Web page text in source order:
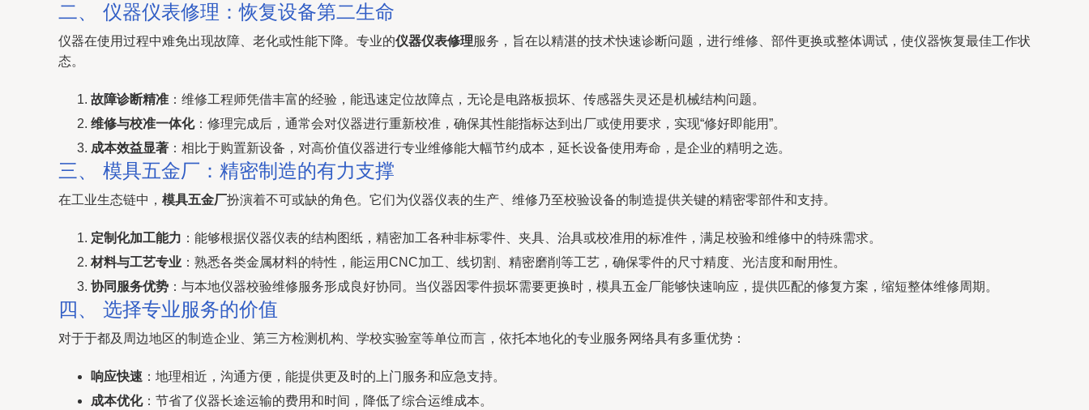
二、 仪器仪表修理：恢复设备第二生命
仪器在使用过程中难免出现故障、老化或性能下降。专业的仪器仪表修理服务，旨在以精湛的技术快速诊断问题，进行维修、部件更换或整体调试，使仪器恢复最佳工作状
态。
故障诊断精准 ：维修工程师凭借丰富的经验，能迅速定位故障点，无论是电路板损坏、传感器失灵还是机械结构问题。
维修与校准一体化：修理完成后，通常会对仪器进行重新校准，确保其性能指标达到出厂或使用要求，实现“修好即能用”。
成本效益显著 ：相比于购置新设备，对高价值仪器进行专业维修能大幅节约成本，延长设备使用寿命，是企业的精明之选。
三、 模具五金厂：精密制造的有力支撑
在工业生态链中， 模具五金厂扮演着不可或缺的角色。它们为仪器仪表的生产、维修乃至校验设备的制造提供关键的精密零部件和支持。
定制化加工能力 ：能够根据仪器仪表的结构图纸，精密加工各种非标零件、夹具、治具或校准用的标准件，满足校验和维修中的特殊需求。
材料与工艺专业 ：熟悉各类金属材料的特性，能运用CNC加工、线切割、精密磨削等工艺，确保零件的尺寸精度、光洁度和耐用性。
协同服务优势 ：与本地仪器校验维修服务形成良好协同。当仪器因零件损坏需要更换时，模具五金厂能够快速响应，提供匹配的修复方案，缩短整体维修周期。
四、 选择专业服务的价值
对于于都及周边地区的制造企业、第三方检测机构、学校实验室等单位而言，依托本地化的专业服务网络具有多重优势：
响应快速 ：地理相近，沟通方便，能提供更及时的上门服务和应急支持。
成本优化：节省了仪器长途运输的费用和时间，降低了综合运维成本。